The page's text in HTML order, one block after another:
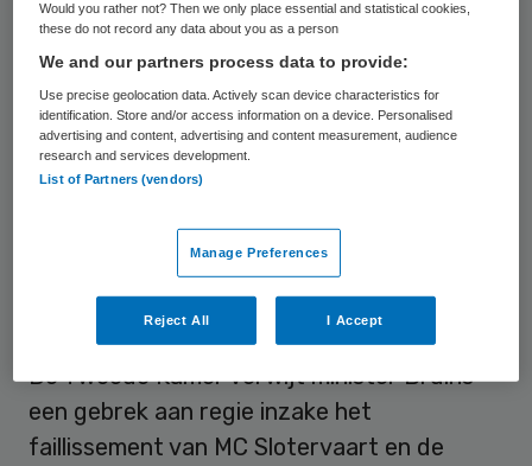
in de Tweede Kamer dringen aan op een
doorstart van de failliete
IJsselmeerziekenhuizen in Lelystad en
naburige plaatsen. De regio die zij bedienen
telt veel kwetsbare mensen. En
papier inspringen, vreest de Kamer.
Rommeltje
De Tweede Kamer verwijt minister Bruins
een gebrek aan regie inzake het
faillissement van MC Slotervaart en de
Would you rather not? Then we only place essential and statistical cookies,
these do not record any data about you as a person
We and our partners process data to provide:
Use precise geolocation data. Actively scan device characteristics for
identification. Store and/or access information on a device. Personalised
advertising and content, advertising and content measurement, audience
research and services development.
List of Partners (vendors)
Manage Preferences
Reject All I Accept